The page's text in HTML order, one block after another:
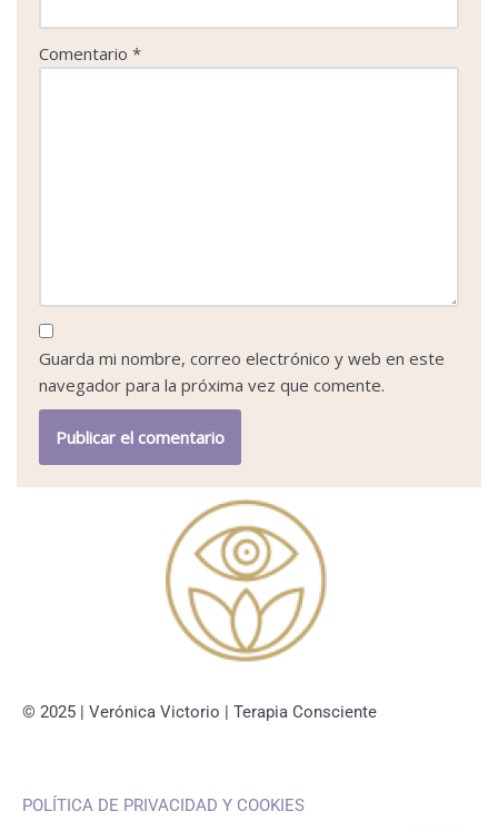
Comentario *
Guarda mi nombre, correo electrónico y web en este
navegador para la próxima vez que comente.
© 2025 | Verónica Victorio | Terapia Consciente
POLÍTICA DE PRIVACIDAD Y COOKIES